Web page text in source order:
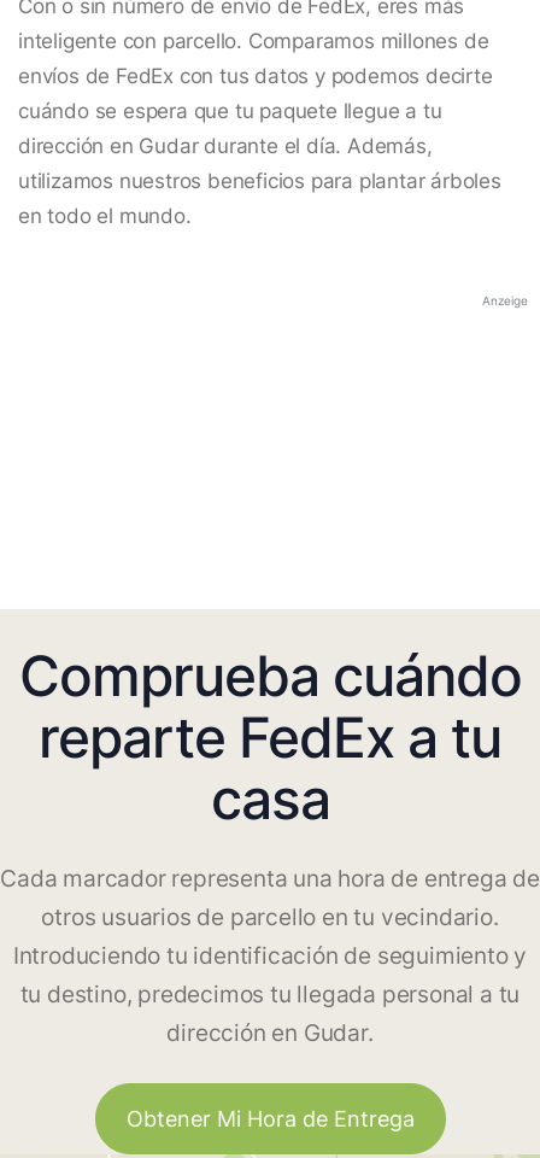
Con o sin número de envío de FedEx, eres más
inteligente con parcello. Comparamos millones de
envíos de FedEx con tus datos y podemos decirte
cuándo se espera que tu paquete llegue a tu
dirección en Gudar durante el día. Además,
utilizamos nuestros beneficios para plantar árboles
en todo el mundo.
Anzeige
Comprueba cuándo
reparte FedEx a tu
casa
Cada marcador representa una hora de entrega de
otros usuarios de parcello en tu vecindario.
Introduciendo tu identificación de seguimiento y
tu destino, predecimos tu llegada personal a tu
dirección en Gudar.
Obtener Mi Hora de Entrega